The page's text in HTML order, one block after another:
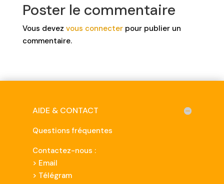
Poster le commentaire
Vous devez vous connecterpour publier un
commentaire.
AIDE & CONTACT
Questions fréquentes
Contactez-nous :
> Email
> Télégram